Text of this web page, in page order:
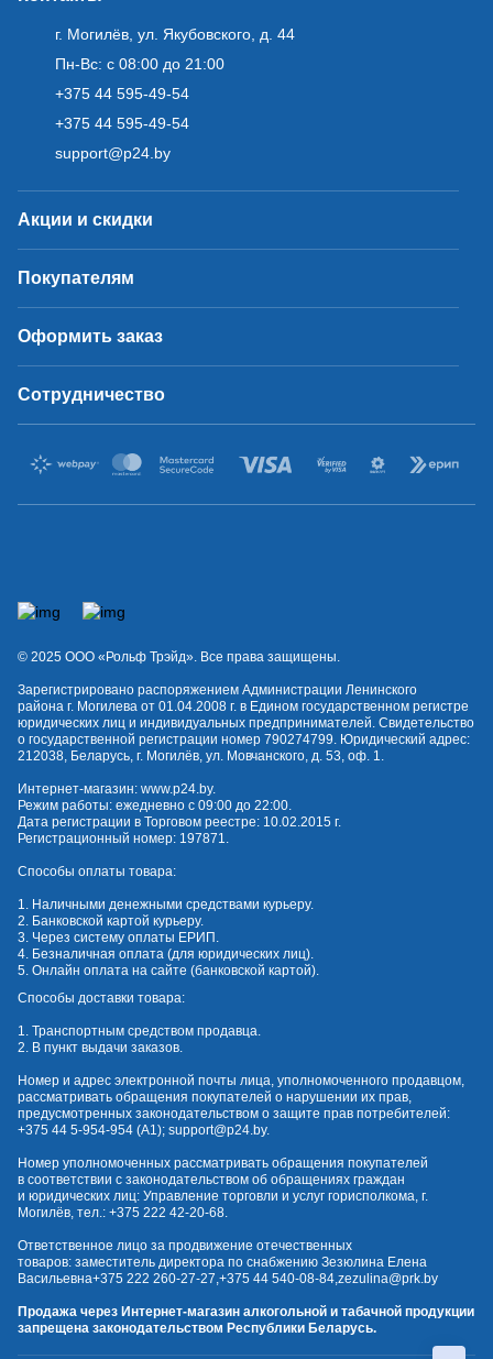
г. Могилёв, ул. Якубовского, д. 44
Пн-Вс: с 08:00 до 21:00
+375 44 595-49-54
+375 44 595-49-54
support@p24.by
Акции и скидки
Покупателям
Оформить заказ
Сотрудничество
© 2025 OOO «Рольф Трэйд». Все права защищены.
Зарегистрировано распоряжением Администрации Ленинского
района г. Могилева от 01.04.2008 г. в Едином государственном регистре
юридических лиц и индивидуальных предпринимателей. Свидетельство
о государственной регистрации номер 790274799. Юридический адрес:
212038, Беларусь, г. Могилёв, ул. Мовчанского, д. 53, оф. 1.
Интернет-магазин: www.p24.by.
Режим работы: ежедневно с 09:00 до 22:00.
Дата регистрации в Торговом реестре: 10.02.2015 г.
Регистрационный номер: 197871.
Способы оплаты товара:
1. Наличными денежными средствами курьеру.
2. Банковской картой курьеру.
3. Через систему оплаты ЕРИП.
4. Безналичная оплата (для юридических лиц).
5. Онлайн оплата на сайте (банковской картой).
Способы доставки товара:
1. Транспортным средством продавца.
2. В пункт выдачи заказов.
Номер и адрес электронной почты лица, уполномоченного продавцом,
рассматривать обращения покупателей о нарушении их прав,
предусмотренных законодательством о защите прав потребителей:
+375 44 5-954-954 (А1); support@p24.by.
Номер уполномоченных рассматривать обращения покупателей
в соответствии с законодательством об обращениях граждан
и юридических лиц: Управление торговли и услуг горисполкома, г.
Могилёв, тел.: +375 222 42-20-68.
Ответственное лицо за продвижение отечественных
товаров: заместитель директора по снабжению Зезюлина Елена
Васильевна+375 222 260-27-27,+375 44 540-08-84,zezulina@prk.by
Продажа через Интернет-магазин алкогольной и табачной продукции
запрещена законодательством Республики Беларусь.